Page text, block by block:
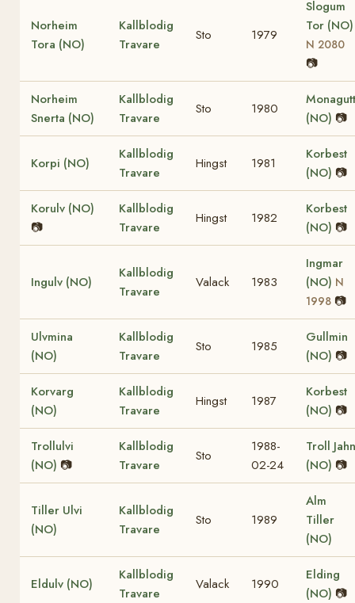
Norheim
Tora (NO)
Kallblodig
Travare
Sto 1979
Slogum
Tor (NO)
N 2080
📷
Norheim
Snerta (NO)
Kallblodig
Travare
Sto 1980
Monagutt
(NO) 📷
Korpi (NO)
Kallblodig
Travare
Hingst 1981
Korbest
(NO) 📷
Korulv (NO)
📷
Kallblodig
Travare
Hingst 1982
Korbest
(NO) 📷
Ingulv (NO)
Kallblodig
Travare
Valack 1983
Ingmar
(NO) N
1998 📷
Ulvmina
(NO)
Kallblodig
Travare
Sto 1985
Gullmin
(NO) 📷
Korvarg
(NO)
Kallblodig
Travare
Hingst 1987
Korbest
(NO) 📷
Trollulvi
(NO) 📷
Kallblodig
Travare
Sto
1988-
02-24
Troll Jahn
(NO) 📷
Tiller Ulvi
(NO)
Kallblodig
Travare
Sto 1989
Alm
Tiller
(NO)
Eldulv (NO)
Kallblodig
Travare
Valack 1990
Elding
(NO) 📷